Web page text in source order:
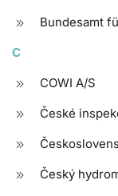
Bundesamt
C
COWI A/S
České
Český